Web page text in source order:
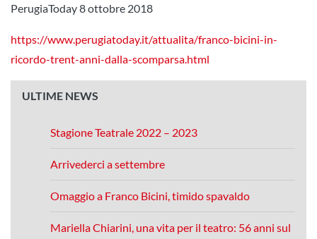
PerugiaToday 8 ottobre 2018
https://www.perugiatoday.it/attualita/franco-bicini-in-
ricordo-trent-anni-dalla-scomparsa.html
ULTIME NEWS
Stagione Teatrale 2022 – 2023
Arrivederci a settembre
Omaggio a Franco Bicini, timido spavaldo
Mariella Chiarini, una vita per il teatro: 56 anni sul